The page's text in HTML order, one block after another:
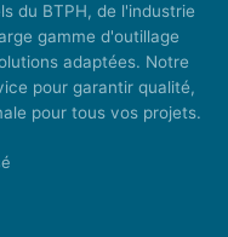
du BTPH, de l'industrie
gamme d'outillage
adaptées. Notre
pour garantir qualité,
pour tous vos projets.